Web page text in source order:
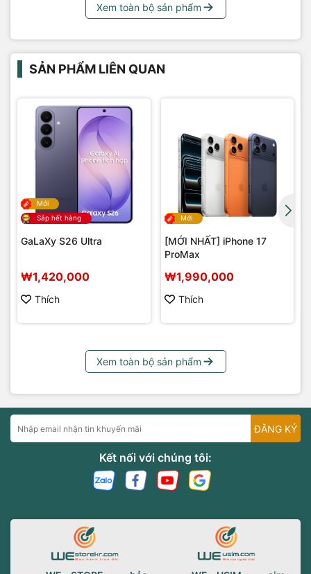
Xem toàn bộ sản phẩm
SẢN PHẨM LIÊN QUAN
Mới
Sắp hết hàng
GaLaXy S26 Ultra
₩1,420,000
Thích
Mới
[MỚI NHẤT] iPhone 17
ProMax
₩1,990,000
Thích
Xem toàn bộ sản phẩm
ĐĂNG KÝ
Kết nối với chúng tôi: